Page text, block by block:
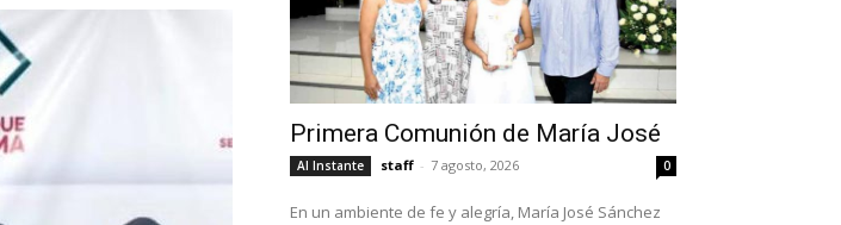
Primera Comunión de María José
Al Instante staff - 7 agosto, 2026 0
En un ambiente de fe y alegría, María José Sánchez